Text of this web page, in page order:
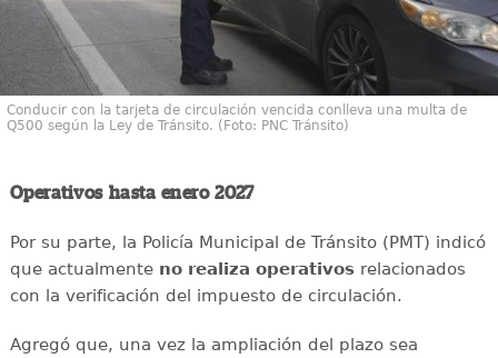
Conducir con la tarjeta de circulación vencida conlleva una multa de
Q500 según la Ley de Tránsito. (Foto: PNC Tránsito)
Operativos hasta enero 2027
Por su parte, la Policía Municipal de Tránsito (PMT) indicó
que actualmente no realiza operativosrelacionados
con la verificación del impuesto de circulación.
Agregó que, una vez la ampliación del plazo sea